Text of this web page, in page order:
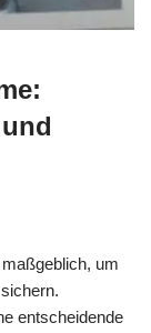
um
entscheidende